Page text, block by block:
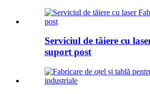
Serviciul de tăiere cu
suport post